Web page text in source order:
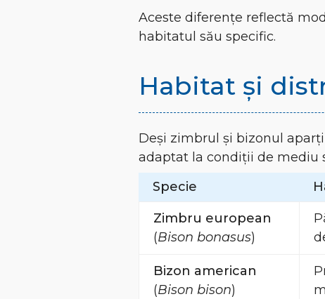
Aceste diferențe reflectă
habitatul său specific.
Habitat și
Deși zimbrul și bizonul
adaptat la condiții de mediu
Specie
Zimbru european
(Bison bonasus)
Bizon american
(Bison bison)